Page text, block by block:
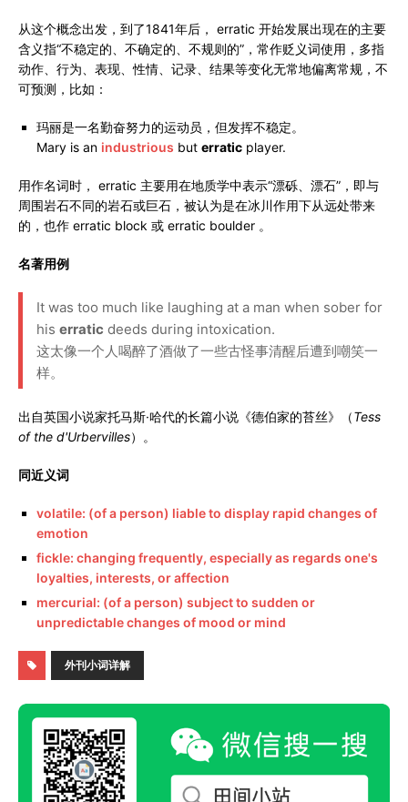
从这个概念出发，到了1841年后， erratic 开始发展出现在的主要
含义指“不稳定的、不确定的、不规则的”，常作贬义词使用，多指
动作、行为、表现、性情、记录、结果等变化无常地偏离常规，不
可预测，比如：
玛丽是一名勤奋努力的运动员，但发挥不稳定。
Mary is an industrious but erratic player.
用作名词时， erratic 主要用在地质学中表示“漂砾、漂石”，即与
周围岩石不同的岩石或巨石，被认为是在冰川作用下从远处带来
的，也作 erratic block 或 erratic boulder 。
名著用例
It was too much like laughing at a man when sober for
his erratic deeds during intoxication.
这太像一个人喝醉了酒做了一些古怪事清醒后遭到嘲笑一
样。
出自英国小说家托马斯·哈代的长篇小说《德伯家的苔丝》（Tess
of the d'Urbervilles）。
同近义词
volatile: (of a person) liable to display rapid changes of
emotion
fickle: changing frequently, especially as regards one's
loyalties, interests, or affection
mercurial: (of a person) subject to sudden or
unpredictable changes of mood or mind
外刊小词详解